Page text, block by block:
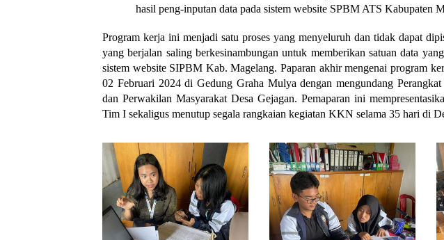
hasil peng-inputan data pada sistem website SPBM ATS Kabupaten
Program kerja ini menjadi satu proses yang menyeluruh dan tidak dapat
yang berjalan saling berkesinambungan untuk memberikan satuan data
sistem website SIPBM Kab. Magelang. Paparan akhir mengenai program
02 Februari 2024 di Gedung Graha Mulya dengan mengundang
dan Perwakilan Masyarakat Desa Gejagan. Pemaparan ini
Tim I sekaligus menutup segala rangkaian kegiatan KKN selama 35 hari di